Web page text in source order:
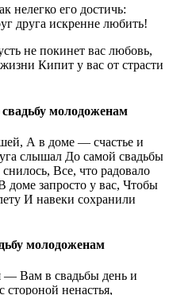
нелегко его достичь:
друга искренне любить!
не покинет вас любовь,
Кипит у вас от страсти
свадьбу молодоженам
А в доме — счастье и
слышал До самой свадьбы
Все, что радовало
доме запросто у вас, Чтобы
И навеки сохранили
молодоженам
— Вам в свадьбы день и
стороной ненастья,